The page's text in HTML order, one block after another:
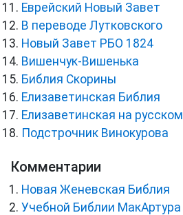
Еврейский Новый Завет
В переводе Лутковского
Новый Завет РБО 1824
Вишенчук-Вишенька
Библия Скорины
Елизаветинская Библия
Елизаветинская на русском
Подстрочник Винокурова
Комментарии
Новая Женевская Библия
Учебной Библии МакАртура